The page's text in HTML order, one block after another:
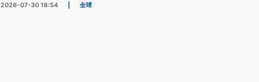
2026-07-30 18:54 全球